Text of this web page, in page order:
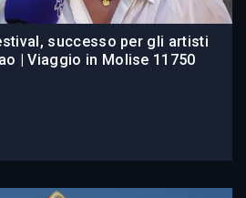
successo per gli artisti
| Viaggio in Molise 11750